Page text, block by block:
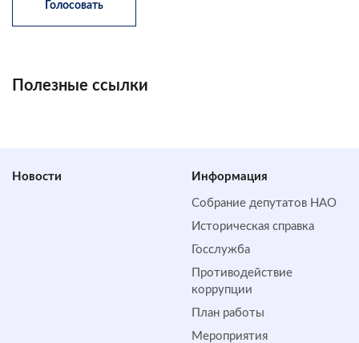
Полезные ссылки
Новости Информация
Собрание депутатов НАО
Историческая справка
Госслужба
Противодействие
коррупции
План работы
Мероприятия